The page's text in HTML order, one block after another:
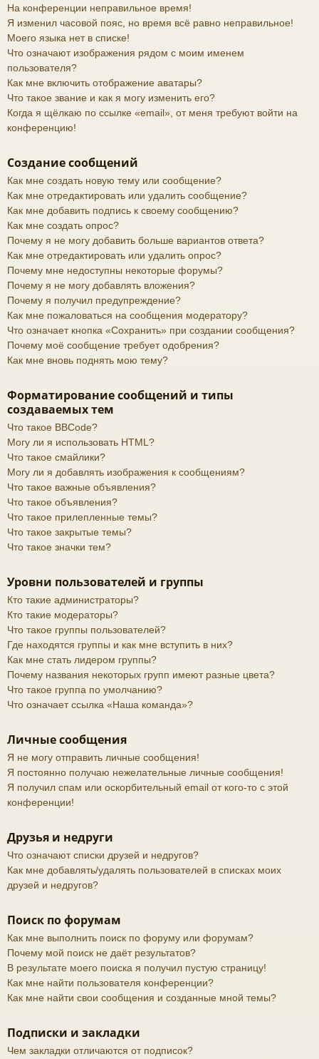
На конференции неправильное время!
Я изменил часовой пояс, но время всё равно неправильное!
Моего языка нет в списке!
Что означают изображения рядом с моим именем
пользователя?
Как мне включить отображение аватары?
Что такое звание и как я могу изменить его?
Когда я щёлкаю по ссылке «email», от меня требуют войти на
конференцию!
Создание сообщений
Как мне создать новую тему или сообщение?
Как мне отредактировать или удалить сообщение?
Как мне добавить подпись к своему сообщению?
Как мне создать опрос?
Почему я не могу добавить больше вариантов ответа?
Как мне отредактировать или удалить опрос?
Почему мне недоступны некоторые форумы?
Почему я не могу добавлять вложения?
Почему я получил предупреждение?
Как мне пожаловаться на сообщения модератору?
Что означает кнопка «Сохранить» при создании сообщения?
Почему моё сообщение требует одобрения?
Как мне вновь поднять мою тему?
Форматирование сообщений и типы
создаваемых тем
Что такое BBCode?
Могу ли я использовать HTML?
Что такое смайлики?
Могу ли я добавлять изображения к сообщениям?
Что такое важные объявления?
Что такое объявления?
Что такое прилепленные темы?
Что такое закрытые темы?
Что такое значки тем?
Уровни пользователей и группы
Кто такие администраторы?
Кто такие модераторы?
Что такое группы пользователей?
Где находятся группы и как мне вступить в них?
Как мне стать лидером группы?
Почему названия некоторых групп имеют разные цвета?
Что такое группа по умолчанию?
Что означает ссылка «Наша команда»?
Личные сообщения
Я не могу отправить личные сообщения!
Я постоянно получаю нежелательные личные сообщения!
Я получил спам или оскорбительный email от кого-то с этой
конференции!
Друзья и недруги
Что означают списки друзей и недругов?
Как мне добавлять/удалять пользователей в списках моих
друзей и недругов?
Поиск по форумам
Как мне выполнить поиск по форуму или форумам?
Почему мой поиск не даёт результатов?
В результате моего поиска я получил пустую страницу!
Как мне найти пользователя конференции?
Как мне найти свои сообщения и созданные мной темы?
Подписки и закладки
Чем закладки отличаются от подписок?